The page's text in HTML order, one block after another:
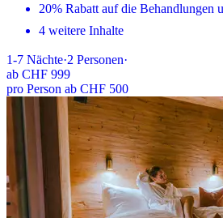
20% Rabatt auf die Behandlungen
4 weitere Inhalte
1-7 Nächte·2 Personen·
ab CHF 999
pro Person ab CHF 500